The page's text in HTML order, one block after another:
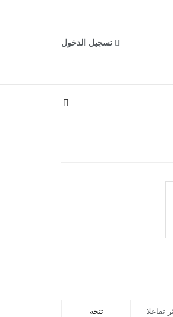
تسجيل الدخول
تتجه تفاعلا